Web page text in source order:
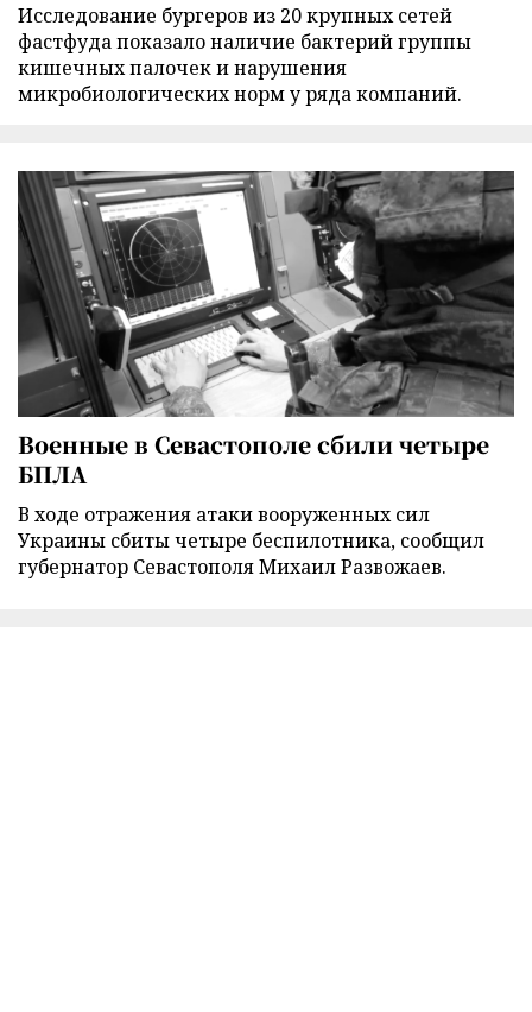
Исследование бургеров из 20 крупных сетей
фастфуда показало наличие бактерий группы
кишечных палочек и нарушения
микробиологических норм у ряда компаний.
Военные в Севастополе сбили четыре
БПЛА
В ходе отражения атаки вооруженных сил
Украины сбиты четыре беспилотника, сообщил
губернатор Севастополя Михаил Развожаев.